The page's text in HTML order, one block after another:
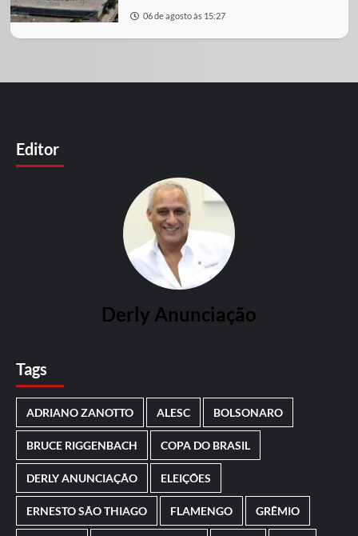
06 de agosto às 15:27
Editor
Derly Anunciação
Tags
ADRIANO ZANOTTO ALESC BOLSONARO
BRUCE RIGGENBACH COPA DO BRASIL
DERLY ANUNCIAÇÃO ELEIÇÕES
ERNESTO SÃO THIAGO FLAMENGO GRÊMIO